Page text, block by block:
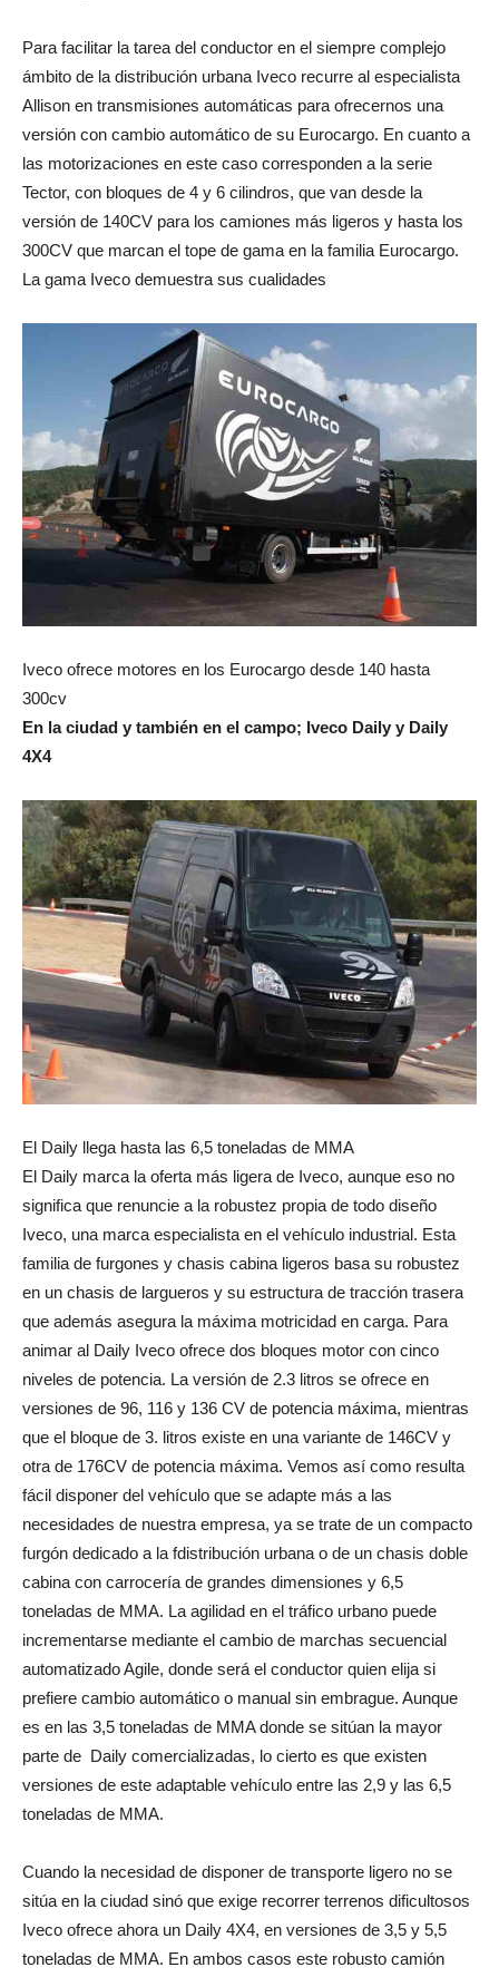
Para facilitar la tarea del conductor en el siempre complejo
ámbito de la distribución urbana Iveco recurre al especialista
Allison en transmisiones automáticas para ofrecernos una
versión con cambio automático de su Eurocargo. En cuanto a
las motorizaciones en este caso corresponden a la serie
Tector, con bloques de 4 y 6 cilindros, que van desde la
versión de 140CV para los camiones más ligeros y hasta los
300CV que marcan el tope de gama en la familia Eurocargo.
La gama Iveco demuestra sus cualidades
Iveco ofrece motores en los Eurocargo desde 140 hasta
300cv
En la ciudad y también en el campo; Iveco Daily y Daily
4X4
El Daily llega hasta las 6,5 toneladas de MMA
El Daily marca la oferta más ligera de Iveco, aunque eso no
significa que renuncie a la robustez propia de todo diseño
Iveco, una marca especialista en el vehículo industrial. Esta
familia de furgones y chasis cabina ligeros basa su robustez
en un chasis de largueros y su estructura de tracción trasera
que además asegura la máxima motricidad en carga. Para
animar al Daily Iveco ofrece dos bloques motor con cinco
niveles de potencia. La versión de 2.3 litros se ofrece en
versiones de 96, 116 y 136 CV de potencia máxima, mientras
que el bloque de 3. litros existe en una variante de 146CV y
otra de 176CV de potencia máxima. Vemos así como resulta
fácil disponer del vehículo que se adapte más a las
necesidades de nuestra empresa, ya se trate de un compacto
furgón dedicado a la fdistribución urbana o de un chasis doble
cabina con carrocería de grandes dimensiones y 6,5
toneladas de MMA. La agilidad en el tráfico urbano puede
incrementarse mediante el cambio de marchas secuencial
automatizado Agile, donde será el conductor quien elija si
prefiere cambio automático o manual sin embrague. Aunque
es en las 3,5 toneladas de MMA donde se sitúan la mayor
parte de Daily comercializadas, lo cierto es que existen
versiones de este adaptable vehículo entre las 2,9 y las 6,5
toneladas de MMA.
Cuando la necesidad de disponer de transporte ligero no se
sitúa en la ciudad sinó que exige recorrer terrenos dificultosos
Iveco ofrece ahora un Daily 4X4, en versiones de 3,5 y 5,5
toneladas de MMA. En ambos casos este robusto camión